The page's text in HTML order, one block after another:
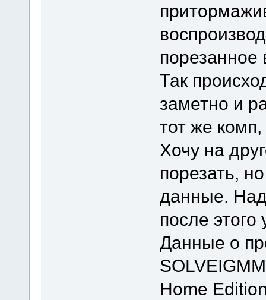
порезанное
Так
заметно и
тот же
Хочу на
порезать,
данные.
после этого
Данные о
Home